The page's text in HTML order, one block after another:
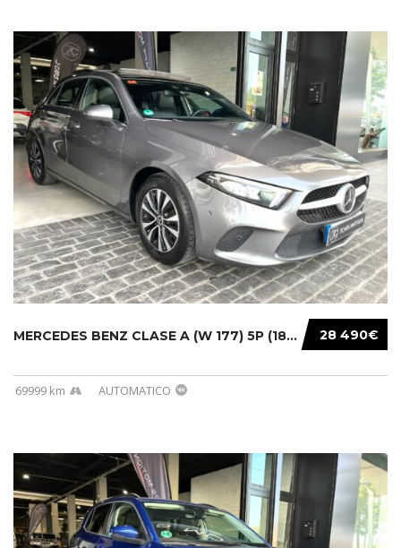
28 490€
MERCEDES BENZ CLASE A (W 177) 5P (18-) 2020....
69999 km AUTOMATICO